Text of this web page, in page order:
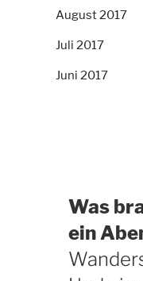
August 2017
Juli 2017
Juni 2017
Was
ein